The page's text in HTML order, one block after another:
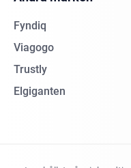
Fyndiq
Viagogo
Trustly
Elgiganten